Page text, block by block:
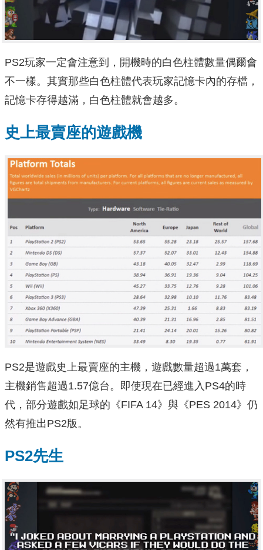
PS2玩家一定會注意到，開機時的白色柱體數量偶爾會
不一樣。其實那些白色柱體代表玩家記憶卡內的存檔，
記憶卡存得越滿，白色柱體就會越多。
史上最賣座的遊戲機
PS2是遊戲史上最賣座的主機，遊戲數量超過1萬套，
主機銷售超過1.57億台。即使現在已經進入PS4的時
代，部分遊戲如足球的《FIFA 14》與《PES 2014》仍
然有推出PS2版。
PS2先生